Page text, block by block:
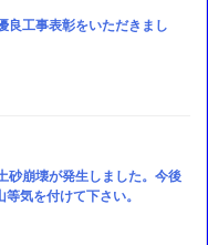
良工事表彰をいただきまし
砂崩壊が発生しました。今後
気を付けて下さい。